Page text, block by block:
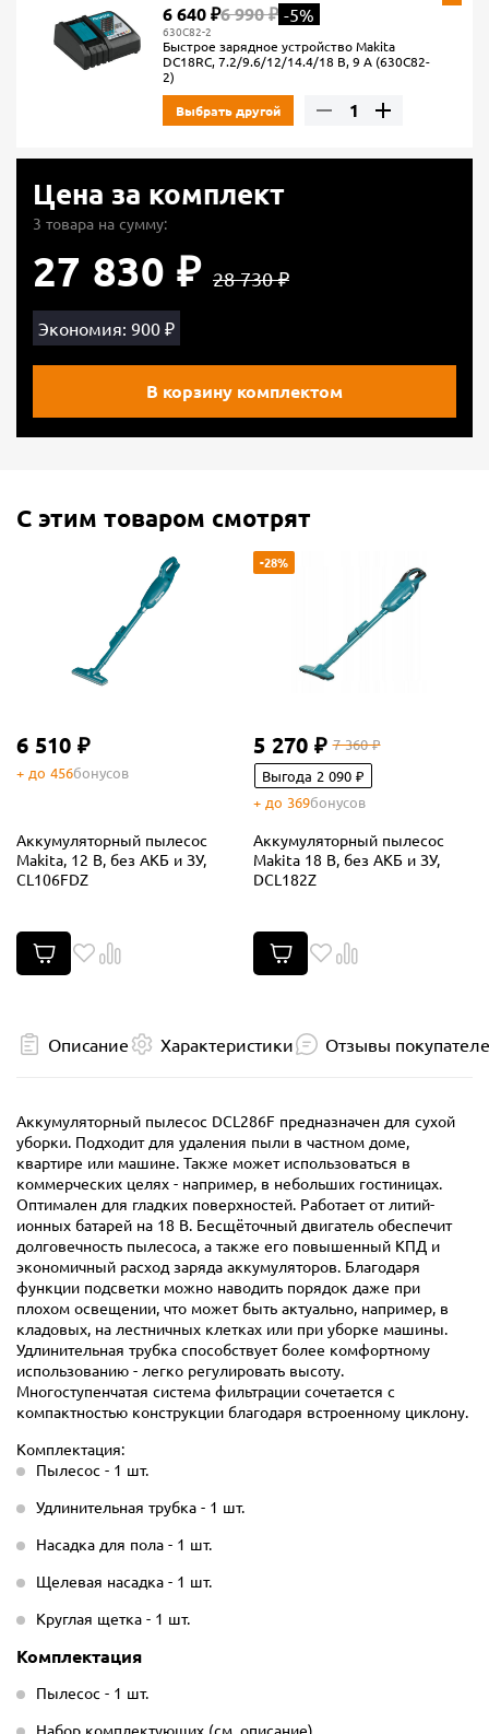
630C82-2
Быстрое зарядное устройство Makita
DC18RC, 7.2/9.6/12/14.4/18 В, 9 А (630C82-
2)
6 640 ₽6 990 ₽ -5%
Выбрать другой
Цена за комплект
3 товара на сумму:
27 830 ₽ 28 730 ₽
Экономия: 900 ₽
В корзину комплектом
С этим товаром смотрят
6 510 ₽
+ до 456бонусов
Аккумуляторный пылесос
Makita, 12 В, без АКБ и ЗУ,
CL106FDZ
-28%
5 270 ₽ 7 360 ₽
Выгода 2 090 ₽
+ до 369бонусов
Аккумуляторный пылесос
Makita 18 В, без АКБ и ЗУ,
DCL182Z
Описание Характеристики Отзывы
Аккумуляторный пылесос DCL286F предназначен для сухой
уборки. Подходит для удаления пыли в частном доме,
квартире или машине. Также может использоваться в
коммерческих целях - например, в небольших гостиницах.
Оптимален для гладких поверхностей. Работает от литий-
ионных батарей на 18 В. Бесщёточный двигатель обеспечит
долговечность пылесоса, а также его повышенный КПД и
экономичный расход заряда аккумуляторов. Благодаря
функции подсветки можно наводить порядок даже при
плохом освещении, что может быть актуально, например, в
кладовых, на лестничных клетках или при уборке машины.
Удлинительная трубка способствует более комфортному
использованию - легко регулировать высоту.
Многоступенчатая система фильтрации сочетается с
компактностью конструкции благодаря встроенному циклону.
Комплектация:
Пылесос - 1 шт.
Удлинительная трубка - 1 шт.
Насадка для пола - 1 шт.
Щелевая насадка - 1 шт.
Круглая щетка - 1 шт.
Комплектация
Пылесос - 1 шт.
Набор комплектующих (см. описание)